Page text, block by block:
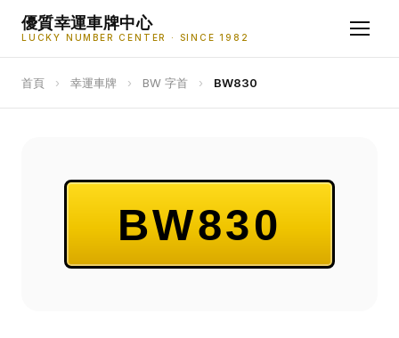
優質幸運車牌中心
LUCKY NUMBER CENTER · SINCE 1982
首頁 › 幸運車牌 › BW 字首 › BW830
BW830